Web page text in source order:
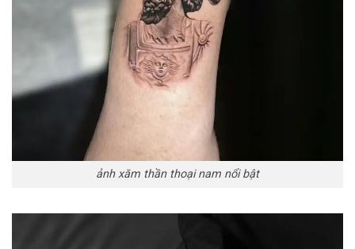
ảnh xăm thần thoại nam nổi bật